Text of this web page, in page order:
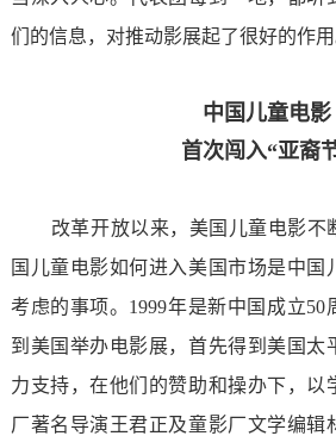
们的信息，对推动影展起了很好的作用
中国儿童电影
首次闯入“亚裔
改革开放以来，美国儿童电影不
国儿童电影如何进入美国市场是中国
考虑的事项。1999年是新中国成立
到美国举办电影展，首先得到美国太
力支持，在他们的赞助和操办下，以
厂著名导演王君正及童影厂文学编辑